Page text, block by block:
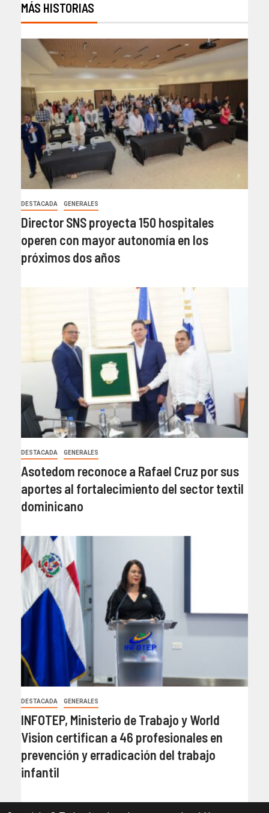
MÁS HISTORIAS
DESTACADA GENERALES
Director SNS proyecta 150 hospitales
operen con mayor autonomía en los
próximos dos años
DESTACADA GENERALES
Asotedom reconoce a Rafael Cruz por sus
aportes al fortalecimiento del sector textil
dominicano
DESTACADA GENERALES
INFOTEP, Ministerio de Trabajo y World
Vision certifican a 46 profesionales en
prevención y erradicación del trabajo
infantil